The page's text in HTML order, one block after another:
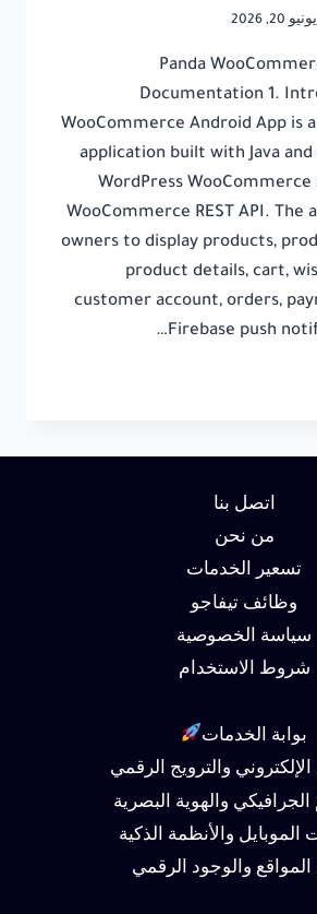
يونيو 20, 2026
Panda
Documentation 1.
WooCommerce Android App is
application built with Java
WordPress
WooCommerce REST API. The
owners to display products,
product details, cart,
customer account, orders,
Firebase push
اتصل بنا
من نحن
تسعير الخدمات
وظائف تيفاجو
سياسة الخصوصية
شروط الاستخدام
بوابة الخدمات
والترويج الرقمي
الجرافيكي والهوية البصرية
الموبايل والأنظمة الذكية
والوجود الرقمي